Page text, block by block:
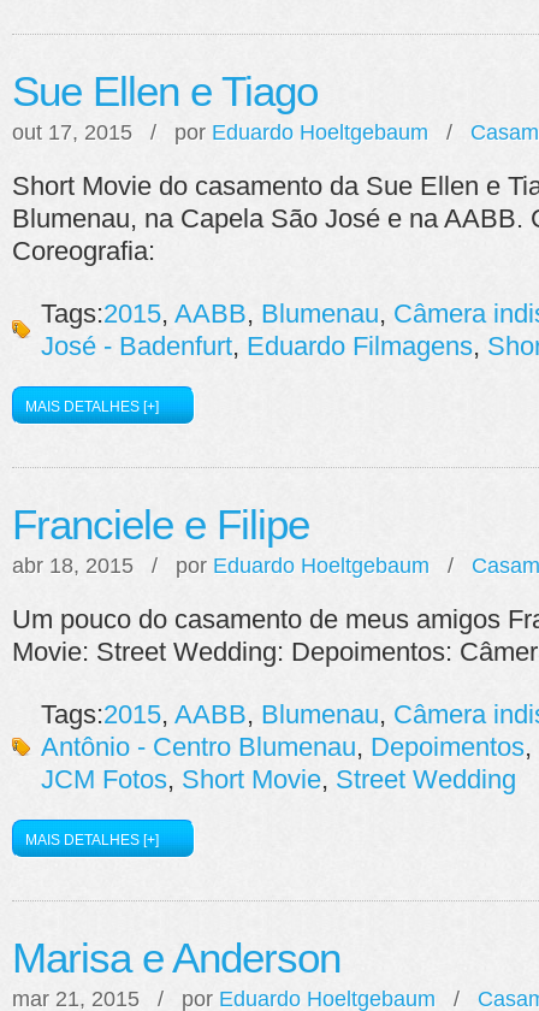
Sue Ellen e Tiago
out 17, 2015 / por Eduardo Hoeltgebaum /
Short Movie do casamento da Sue Ellen e
Blumenau, na Capela São José e na AABB.
Coreografia:
Tags:2015, AABB, Blumenau, Câmera
José - Badenfurt, Eduardo Filmagens,
MAIS DETALHES [+]
Franciele e Filipe
abr 18, 2015 / por Eduardo Hoeltgebaum /
Um pouco do casamento de meus amigos
Movie: Street Wedding: Depoimentos:
Tags:2015, AABB, Blumenau, Câmera
Antônio - Centro Blumenau, Depoimentos,
JCM Fotos, Short Movie, Street Wedding
MAIS DETALHES [+]
Marisa e Anderson
mar 21, 2015 / por Eduardo Hoeltgebaum /